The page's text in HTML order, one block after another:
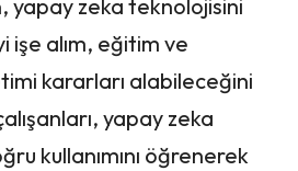
yapay zeka teknolojisini
işe alım, eğitim ve
kararları alabileceğini
yapay zeka
kullanımını öğrenerek